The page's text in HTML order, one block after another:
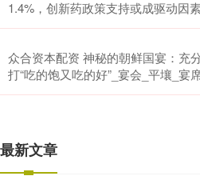
1.4%，创新药政策支持或成驱动因
众合资本配资 神秘的朝鲜国宴：充
打“吃的饱又吃的好”_宴会_平壤_宴
最新文章